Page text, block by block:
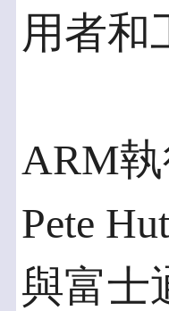
用者和
ARM
Pete
與富士